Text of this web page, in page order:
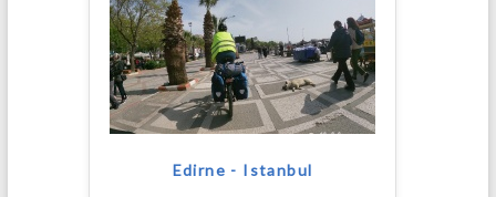
Edirne - Istanbul